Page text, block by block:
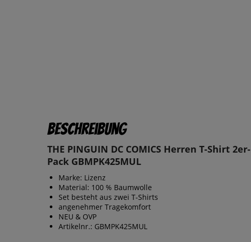
Beschreibung
THE PINGUIN DC COMICS Herren T-Shirt 2er-
Pack GBMPK425MUL
Marke: Lizenz
Material: 100 % Baumwolle
Set besteht aus zwei T-Shirts
angenehmer Tragekomfort
NEU & OVP
Artikelnr.: GBMPK425MUL